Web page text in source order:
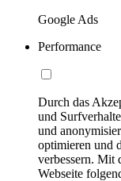
Google Ads
Performance
Durch das
und
und
optimieren und
verbessern. Mit
Webseite